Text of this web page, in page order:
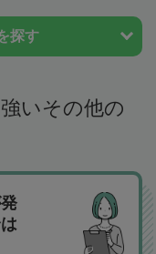
探す
いその他の